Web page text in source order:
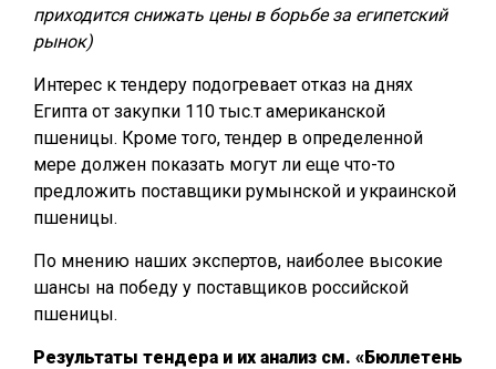
приходится снижать цены в борьбе за египетский
рынок)
Интерес к тендеру подогревает отказ на днях
Египта от закупки 110 тыс.т американской
пшеницы. Кроме того, тендер в определенной
мере должен показать могут ли еще что-то
предложить поставщики румынской и украинской
пшеницы.
По мнению наших экспертов, наиболее высокие
шансы на победу у поставщиков российской
пшеницы.
Результаты тендера и их анализ см. «Бюллетень